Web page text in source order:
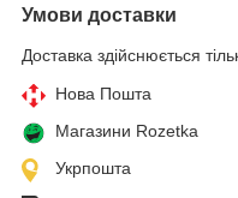
Умови доставки
Доставка здійснюється
Нова Пошта
Магазини Rozetka
Укрпошта